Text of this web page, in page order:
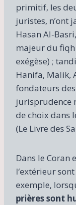
primitif, les
juristes, n’ont
Hasan Al-
majeur du
exégèse) ;
Hanifa, Malik,
fondateurs
jurisprudence
de choix dans
(Le Livre des
Dans le Coran
l’extérieur
exemple,
prières sont